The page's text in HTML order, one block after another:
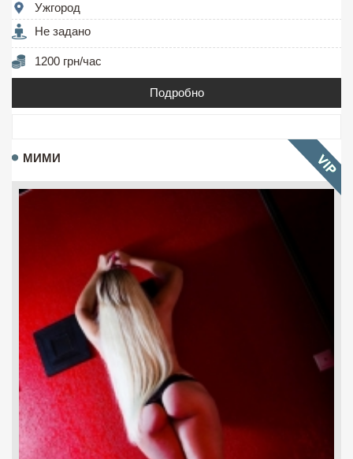
Ужгород
Не задано
1200 грн/час
Подробно
МИМИ